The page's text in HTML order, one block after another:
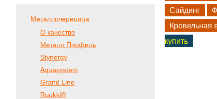
Металлочерепица
О качестве
Металл Профиль
Stynergy
Aquasystem
Grand Line
Ruukki®
Сайдинг
Кровельная
купить